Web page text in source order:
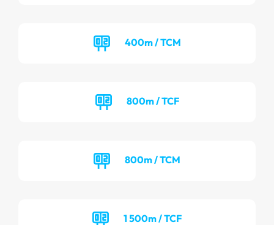
400m / TCM
800m / TCF
800m / TCM
1 500m / TCF